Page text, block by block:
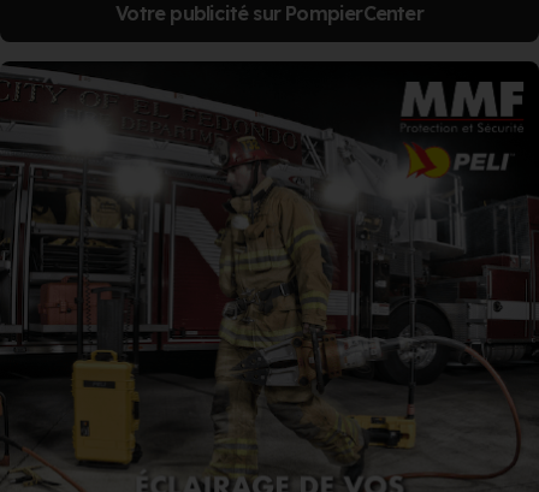
Votre publicité sur PompierCenter